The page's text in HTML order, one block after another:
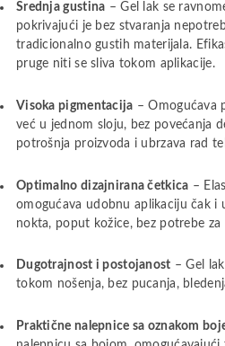
Srednja gustina – Gel lak se
pokrivajući je bez stvaranja
tradicionalno gustih materijala.
pruge niti se sliva tokom aplikacije.
Visoka pigmentacija – Omogućava
već u jednom sloju, bez povećanja
potrošnja proizvoda i ubrzava rad
Optimalno dizajnirana četkica –
omogućava udobnu aplikaciju čak i
nokta, poput kožice, bez potrebe
Dugotrajnost i postojanost – Gel
tokom nošenja, bez pucanja,
Praktične nalepnice sa oznakom